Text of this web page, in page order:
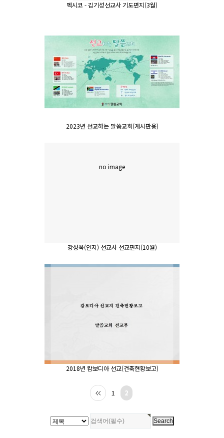
멕시코 - 김기성선교사 기도편지(3월)
2023년 선교하는 말씀교회(게시판용)
no image
강성옥(인지) 선교사 선교편지(10월)
2018년 캄보디아 선교(건축현황보고)
1 2